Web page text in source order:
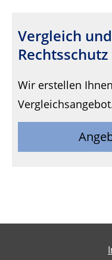
Vergleich
Rechtsschutz
Wir erstellen